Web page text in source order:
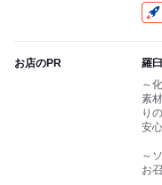
お店のPR
羅
～
素
りの
安
～
お